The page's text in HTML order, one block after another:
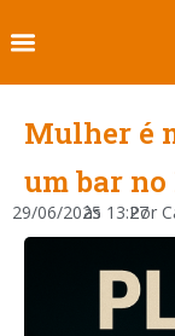
Mulher é
um bar
29/06/2025
às 13:27
Por